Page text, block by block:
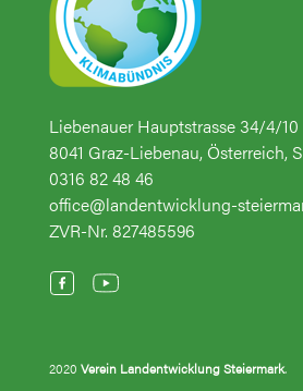
Liebenauer Hauptstrasse 34/4/10
8041 Graz-Liebenau, Österreich,
0316 82 48 46
office@landentwicklung-
ZVR-Nr. 827485596
2020Verein Landentwicklung Steiermark.